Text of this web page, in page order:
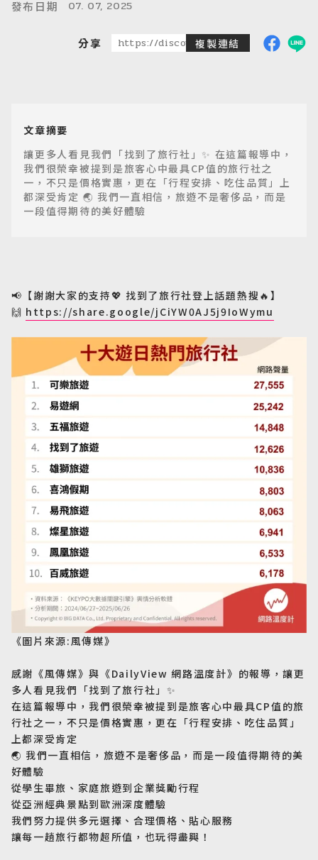
日韓旅遊
東南亞旅遊
Southeast Asia
發布日期 07. 07, 2025
分享 https://discoveredtravel.com.tw/
複製連結
文章摘要
讓更多人看見我們「找到了旅行社」✨ 在這篇報導中，
我們很榮幸被提到是旅客心中最具CP值的旅行社之
一，不只是價格實惠，更在「行程安排、吃住品質」上
都深受肯定 🌏 我們一直相信，旅遊不是奢侈品，而是
一段值得期待的美好體驗
📢 【謝謝大家的支持💖 找到了旅行社登上話題熱搜 🔥 】
🙌 https://share.google/jCiYW0AJ5j9IoWymu
《圖片來源:風傳媒》
感謝《風傳媒》與《DailyView 網路溫度計》的報導，讓更
多人看見我們「找到了旅行社」✨
在這篇報導中，我們很榮幸被提到是旅客心中最具CP值的旅
行社之一，不只是價格實惠，更在「行程安排、吃住品質」
上都深受肯定
🌏 我們一直相信，旅遊不是奢侈品，而是一段值得期待的美
好體驗
從學生畢旅、家庭旅遊到企業獎勵行程
從亞洲經典景點到歐洲深度體驗
我們努力提供多元選擇、合理價格、貼心服務
讓每一趟旅行都物超所值，也玩得盡興！